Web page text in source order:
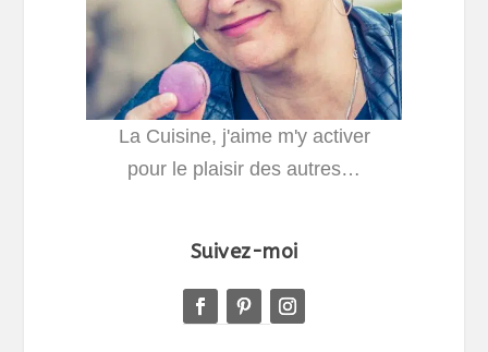
La Cuisine, j'aime m'y activer
pour le plaisir des autres…
Suivez-moi